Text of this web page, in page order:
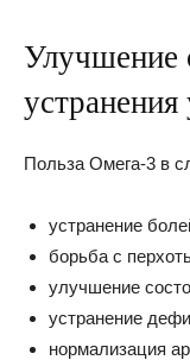
Улучшение
Польза Омега-3 в
устранение
борьба с
улучшение
устранение
нормализация